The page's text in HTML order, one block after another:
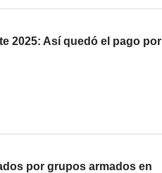
2025: Así quedó el pago por
por grupos armados en